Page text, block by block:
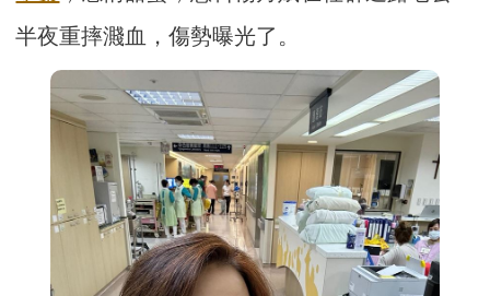
半夜重摔濺血，傷勢曝光了。